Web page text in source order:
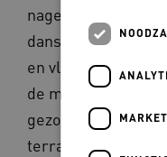
nagedacht, want
dansen. Een
en vlak zijn; dat
de mensen wilden
gezocht naar een
terras van het huis